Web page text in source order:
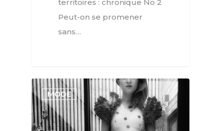
territoires : chronique No 2
Peut-on se promener
sans…
MODE
Livres
FR